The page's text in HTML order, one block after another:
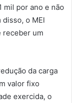
mil por ano e não
o MEI
receber um
da carga
valor fixo
exercida, o